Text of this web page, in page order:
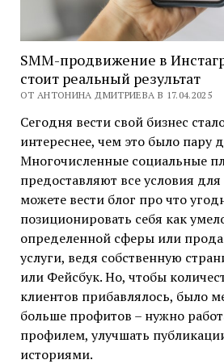
SMM-продвижение в
стоит реальный результат
ОТ АНТОНИНА ДМИТРИЕВА В 17.04.2025
Сегодня вести свой бизнес
интереснее, чем это было пару
Многочисленные социальные
предоставляют все условия
можете вести блог про что
позиционировать себя как
определенной сферы или
услуги, ведя собственную
или Фейсбук. Но, чтобы
клиентов прибавлялось, было
больше профитов – нужно
профилем, улучшать
историями.